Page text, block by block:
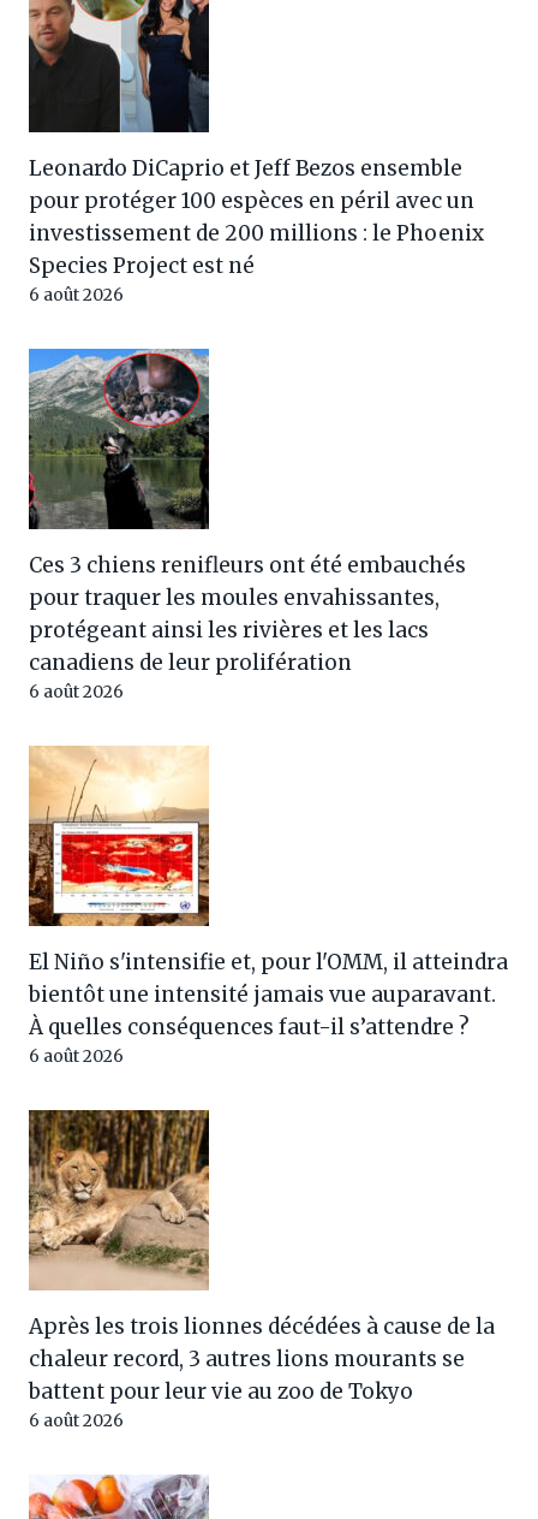
Leonardo DiCaprio et Jeff Bezos ensemble
pour protéger 100 espèces en péril avec un
investissement de 200 millions : le Phoenix
Species Project est né
6 août 2026
Ces 3 chiens renifleurs ont été embauchés
pour traquer les moules envahissantes,
protégeant ainsi les rivières et les lacs
canadiens de leur prolifération
6 août 2026
El Niño s'intensifie et, pour l'OMM, il atteindra
bientôt une intensité jamais vue auparavant.
À quelles conséquences faut-il s’attendre ?
6 août 2026
Après les trois lionnes décédées à cause de la
chaleur record, 3 autres lions mourants se
battent pour leur vie au zoo de Tokyo
6 août 2026